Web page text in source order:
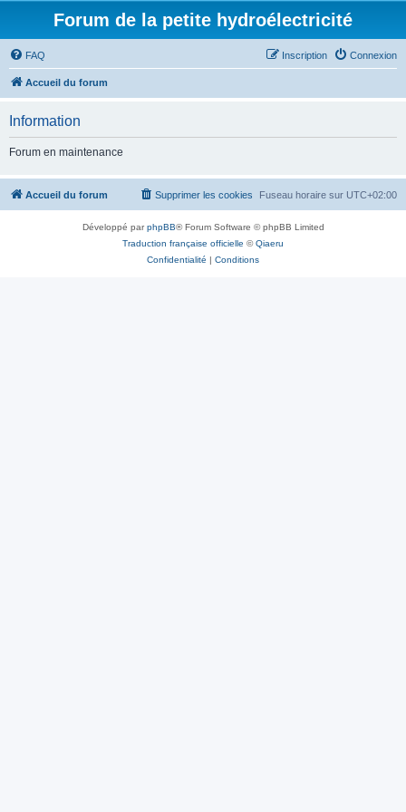
Forum de la petite hydroélectricité
FAQ Connexion
Inscription
Accueil du forum
Information
Forum en maintenance
Accueil du forum Fuseau horaire sur UTC+02:00
Supprimer les cookies
Développé parphpBB® Forum Software © phpBB Limited
Traduction française officielle ©Qiaeru
Confidentialité | Conditions